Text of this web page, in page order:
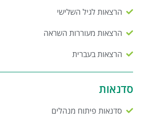
הרצאות לגיל השלישי
הרצאות מעוררות השראה
הרצאות בעברית
סדנאות
סדנאות פיתוח מנהלים